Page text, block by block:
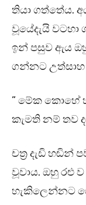
තියා ගත්තේය.
වූයේදැයි
ඉන් පසුව ඇය
ගන්නට උත්සාහ
” මේක කොහේ
කැමති නම් තව
චත්‍ර දැඩි හඬින්
වූවාය. ඔහු රළු
හැකිලෙන්නට